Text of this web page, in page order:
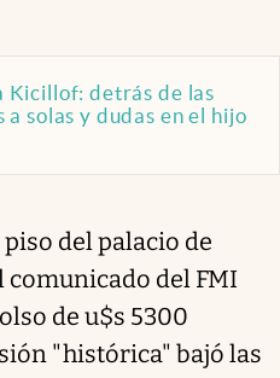
Kicillof: detrás de las
solas y dudas en el hijo
del palacio de
comunicado del FMI
de u$s 5300
"histórica" bajó las